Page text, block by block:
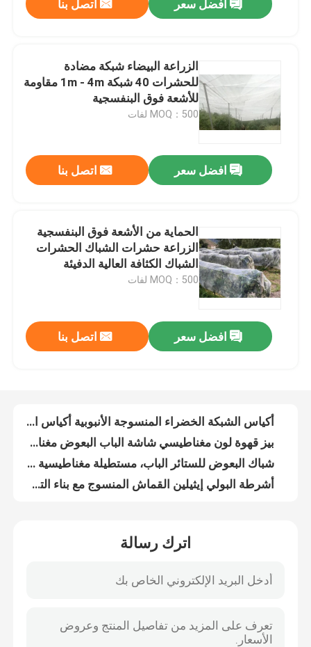
منزل
المنتجات
حول بنا
اتصل بنا
طلب اقتباس
الستار المغناطيسي للباب
شبكة ظلال PE
افضل سعر اتصل بنا
الزراعة البيضاء شبكة مضادة
للحشرات 40 شبكة 1m - 4m مقاومة
للأشعة فوق البنفسجية
MOQ：500 لفات
افضل سعر اتصل بنا
الحماية من الأشعة فوق البنفسجية
الزراعة حشرات الشباك الحشرات
الشباك الكثافة العالية الدفيئة
حشرات الشباك
MOQ：500 لفات
افضل سعر اتصل بنا
أكياس الشبكة الخضراء المنسوجة الأنبوبية أكياس الشبكة الخزلية المنسوجة
موسم الصيف يستخدم ستارة شباك البعوض المغناطيسية للباب والنوافذ
حقيبة ثقيلة ذات شبكة بي اي قابلة للنفس
شبكة حشرات الزراعة البيضاء المقاومة للأشعة فوق البنفسجية، عرض 1-4m، شبكة حشرات الدفيئة 50
سهلة إصلاح شبكة البعوض لباب، توقف الطائرة مطبوعة الباب الشبكة المغناطيسية
اترك رسالة